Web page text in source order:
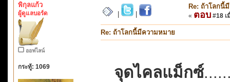
พิกุลแก้ว
ผู้ดูแลบอร์ด
ออฟไลน์
กระทู้: 1069
Re: ถ้าโลกนี้
« ตอบ #18 เ
Re: ถ้าโลกนี้มีความหมาย
จุดไคลแม็กซ์